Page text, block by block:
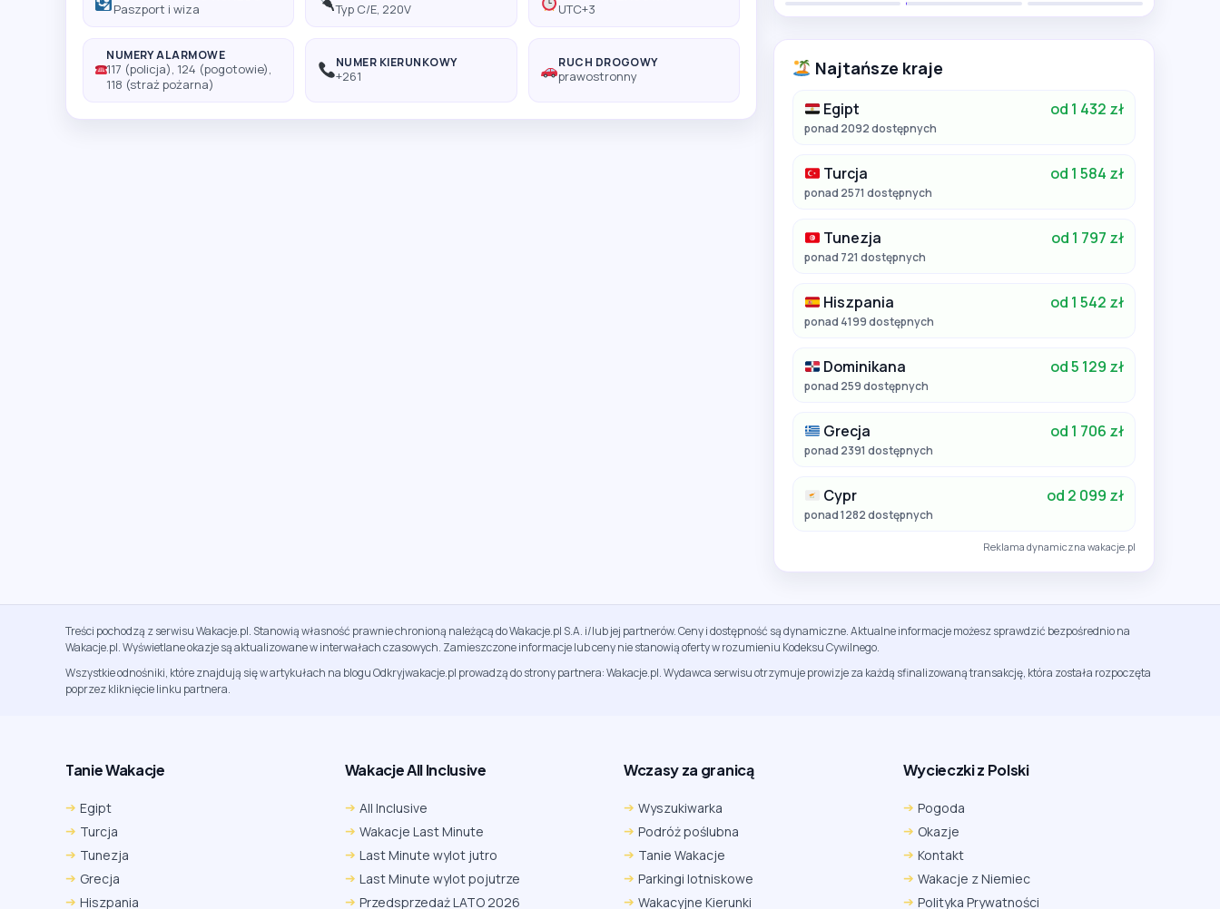
Paszport i wiza Typ C/E, 220V UTC+3
NUMERY ALARMOWE
117 (policja), 124 (pogotowie),
118 (straż pożarna)
NUMER KIERUNKOWY
+261
RUCH DROGOWY
prawostronny Najtańsze kraje
Egipt od 1 432 zł
ponad 2092 dostępnych
Turcja od 1 584 zł
ponad 2571 dostępnych
Tunezja od 1 797 zł
ponad 721 dostępnych
Hiszpania od 1 542 zł
ponad 4199 dostępnych
Dominikana od 5 129 zł
ponad 259 dostępnych
Grecja od 1 706 zł
ponad 2391 dostępnych
Cypr od 2 099 zł
ponad 1282 dostępnych
Reklama dynamiczna wakacje.pl
Treści pochodzą z serwisu Wakacje.pl. Stanowią własność prawnie chronioną należącą do Wakacje.pl S.A. i/lub jej partnerów. Ceny i dostępność są dynamiczne. Aktualne informacje możesz sprawdzić bezpośrednio na
Wakacje.pl. Wyświetlane okazje są aktualizowane w interwałach czasowych. Zamieszczone informacje lub ceny nie stanowią oferty w rozumieniu Kodeksu Cywilnego.
Wszystkie odnośniki, które znajdują się w artykułach na blogu Odkryjwakacje.pl prowadzą do strony partnera: Wakacje.pl. Wydawca serwisu otrzymuje prowizje za każdą sfinalizowaną transakcję, która została rozpoczęta
poprzez kliknięcie linku partnera.
Tanie Wakacje
Egipt
Turcja
Tunezja
Grecja
Hiszpania
Wakacje All Inclusive
All Inclusive
Wakacje Last Minute
Last Minute wylot jutro
Last Minute wylot pojutrze
Przedsprzedaż LATO 2026
Wczasy za granicą
Wyszukiwarka
Podróż poślubna
Tanie Wakacje
Parkingi lotniskowe
Wakacyjne Kierunki
Wycieczki z Polski
Pogoda
Okazje
Kontakt
Wakacje z Niemiec
Polityka Prywatności
Edge
Ustawienia → Prywatność i bezpieczeństwo → Pliki
cookie innych firm → ustaw „Zezwalaj”.
Na czas rezerwacji nie blokuj cookies i śledzenia dla tej
Na czas rezerwacji nie korzystaj z trybu incognito.